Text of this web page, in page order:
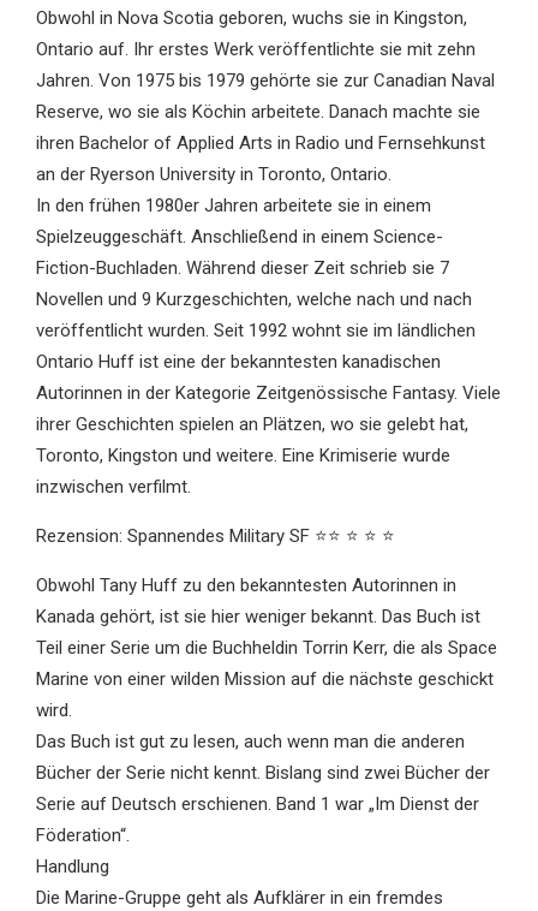
Obwohl in Nova Scotia geboren, wuchs sie in Kingston,
Ontario auf. Ihr erstes Werk veröffentlichte sie mit zehn
Jahren. Von 1975 bis 1979 gehörte sie zur Canadian Naval
Reserve, wo sie als Köchin arbeitete. Danach machte sie
ihren Bachelor of Applied Arts in Radio und Fernsehkunst
an der Ryerson University in Toronto, Ontario.
In den frühen 1980er Jahren arbeitete sie in einem
Spielzeuggeschäft. Anschließend in einem Science-
Fiction-Buchladen. Während dieser Zeit schrieb sie 7
Novellen und 9 Kurzgeschichten, welche nach und nach
veröffentlicht wurden. Seit 1992 wohnt sie im ländlichen
Ontario Huff ist eine der bekanntesten kanadischen
Autorinnen in der Kategorie Zeitgenössische Fantasy. Viele
ihrer Geschichten spielen an Plätzen, wo sie gelebt hat,
Toronto, Kingston und weitere. Eine Krimiserie wurde
inzwischen verfilmt.
Rezension: Spannendes Military SF ⭐⭐ ⭐ ⭐ ⭐
Obwohl Tany Huff zu den bekanntesten Autorinnen in
Kanada gehört, ist sie hier weniger bekannt. Das Buch ist
Teil einer Serie um die Buchheldin Torrin Kerr, die als Space
Marine von einer wilden Mission auf die nächste geschickt
wird.
Das Buch ist gut zu lesen, auch wenn man die anderen
Bücher der Serie nicht kennt. Bislang sind zwei Bücher der
Serie auf Deutsch erschienen. Band 1 war „Im Dienst der
Föderation“.
Handlung
Die Marine-Gruppe geht als Aufklärer in ein fremdes